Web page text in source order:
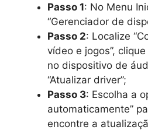
Passo 1: No Menu
“Gerenciador de
Passo 2: Localize
vídeo e jogos”,
no dispositivo de
“Atualizar driver”;
Passo 3: Escolha a
automaticamente”
encontre a